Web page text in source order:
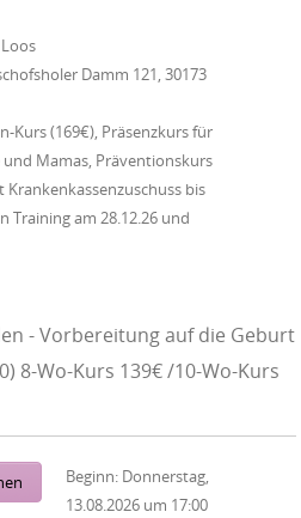
Damm 121, 30173
Kurs (169€), Präsenzkurs für
und Mamas, Präventionskurs
Krankenkassenzuschuss bis
Training am 28.12.26 und
- Vorbereitung auf die Geburt
8-Wo-Kurs 139€ /10-Wo-Kurs
Beginn: Donnerstag,
13.08.2026 um 17:00